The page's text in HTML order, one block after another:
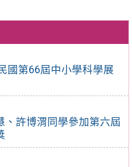
國第66屆中小學科學展
、許博渭同學參加第六屆